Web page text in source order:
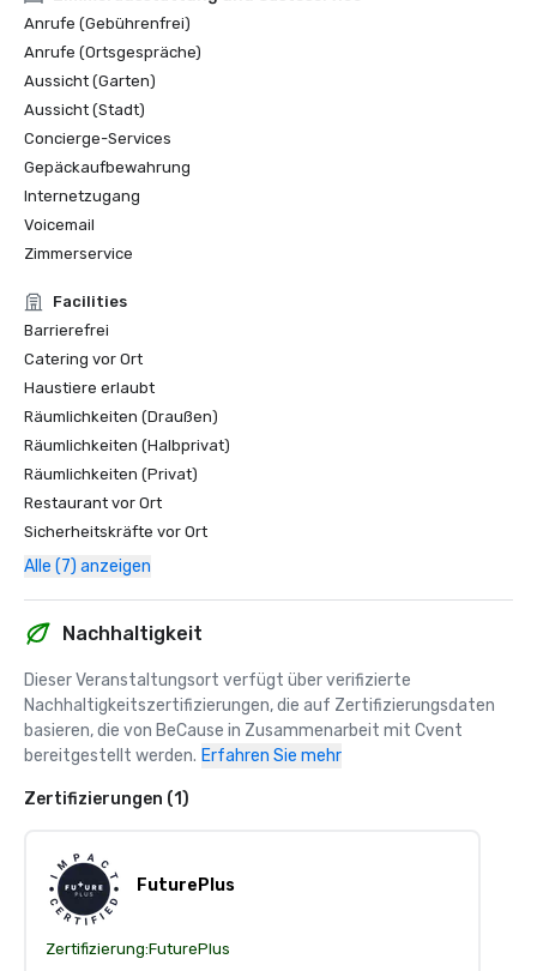
Silver Lyan - Beste Hotelbar der WELT
https://www.foodandwine.com/global-tastemakers-
winner-best-united-states-hotel-bars-2024-8611151
AFAR Magazin
https://www.afar.com/magazine/the-best-hotel-bars-
in-the-world
Anrufe (Gebührenfrei)
Anrufe (Ortsgespräche)
Aussicht (Garten)
Aussicht (Stadt)
Concierge-Services
Gepäckaufbewahrung
Internetzugang
Voicemail
Zimmerservice
Facilities
Barrierefrei
Catering vor Ort
Haustiere erlaubt
Räumlichkeiten (Draußen)
Räumlichkeiten (Halbprivat)
Räumlichkeiten (Privat)
Restaurant vor Ort
Sicherheitskräfte vor Ort
Alle (7) anzeigen
Nachhaltigkeit
Dieser Veranstaltungsort verfügt über verifizierte
Nachhaltigkeitszertifizierungen, die auf Zertifizierungsdaten
basieren, die von BeCause in Zusammenarbeit mit Cvent
bereitgestellt werden. Erfahren Sie mehr
Zertifizierungen (1)
FuturePlus
Zertifizierung:FuturePlus